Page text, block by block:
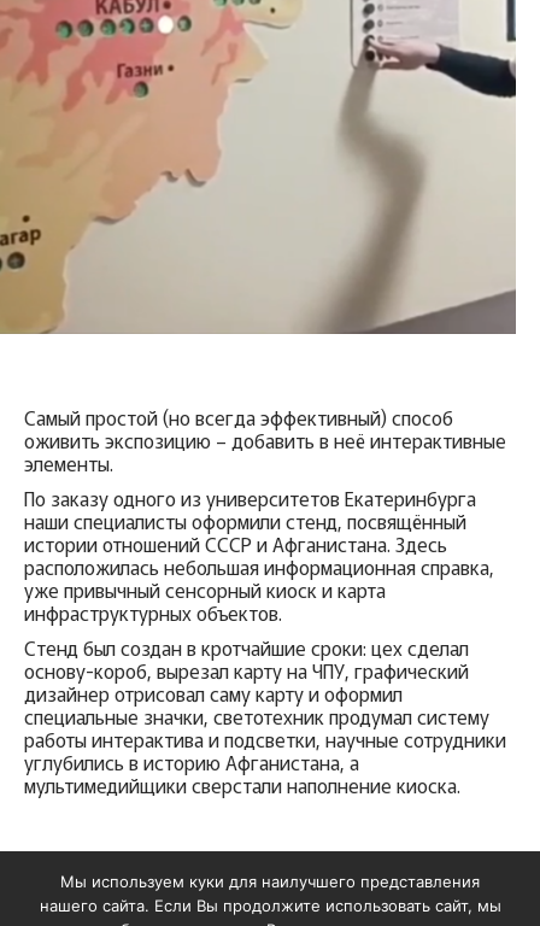
Самый простой (но всегда эффективный) способ
оживить экспозицию – добавить в неё интерактивные
элементы.
По заказу одного из университетов Екатеринбурга
наши специалисты оформили стенд, посвящённый
истории отношений СССР и Афганистана. Здесь
расположилась небольшая информационная справка,
уже привычный сенсорный киоск и карта
инфраструктурных объектов.
Стенд был создан в кротчайшие сроки: цех сделал
основу-короб, вырезал карту на ЧПУ, графический
дизайнер отрисовал саму карту и оформил
специальные значки, светотехник продумал систему
работы интерактива и подсветки, научные сотрудники
углубились в историю Афганистана, а
мультимедийщики сверстали наполнение киоска.
©2006-2025, ООО «УРИМП»
Мы используем куки для наилучшего представления
нашего сайта. Если Вы продолжите использовать сайт, мы